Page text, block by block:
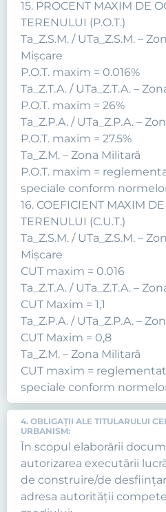
15. PROCENT MAXIM DE
TERENULUI (P.O.T.)
Ta_Z.S.M. / UTa_Z.S.M. –
Mişcare
P.O.T. maxim = 0.016%
Ta_Z.T.A. / UTa_Z.T.A. –
P.O.T. maxim = 26%
Ta_Z.P.A. / UTa_Z.P.A. –
P.O.T. maxim = 27.5%
Ta_Z.M. – Zona Militară
P.O.T. maxim =
speciale conform
16. COEFICIENT MAXIM
TERENULUI (C.U.T.)
Ta_Z.S.M. / UTa_Z.S.M. –
Mişcare
CUT maxim = 0.016
Ta_Z.T.A. / UTa_Z.T.A. –
CUT Maxim = 1,1
Ta_Z.P.A. / UTa_Z.P.A. –
CUT Maxim = 0,8
Ta_Z.M. – Zona Militară
CUT maxim =
speciale conform
4. OBLIGAŢII ALE TITULARULUI
URBANISM:
În scopul elaborării
autorizarea executării
de construire/de
adresa autorităţii